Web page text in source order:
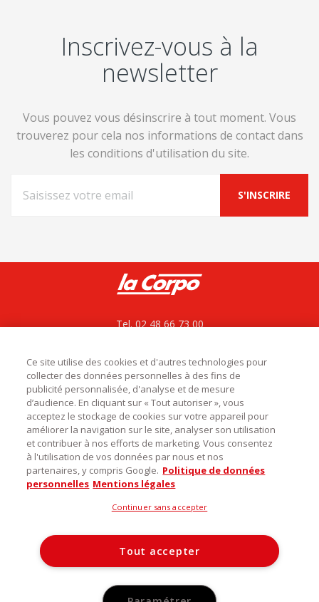
Inscrivez-vous à la
newsletter
Vous pouvez vous désinscrire à tout moment. Vous
trouverez pour cela nos informations de contact dans
les conditions d'utilisation du site.
Tel. 02 48 66 73 00
18570 Le Subdray
service.commercial@labovida.com
Catégories
Infos utiles
Découvrez notre magasin
La Corpo Rungis
Conditions générales de ventes
Politique d’utilisation des
Ce site utilise des cookies et d'autres technologies pour
collecter des données personnelles à des fins de
publicité personnalisée, d'analyse et de mesure
d’audience. En cliquant sur « Tout autoriser », vous
acceptez le stockage de cookies sur votre appareil pour
améliorer la navigation sur le site, analyser son utilisation
et contribuer à nos efforts de marketing. Vous consentez
à l'utilisation de vos données par nous et nos
partenaires, y compris Google. Politique de données
personnelles Mentions légales
Continuer sans accepter
Tout accepter